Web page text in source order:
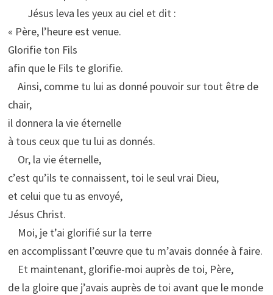
Jésus leva les yeux au ciel et dit :
« Père, l’heure est venue.
Glorifie ton Fils
afin que le Fils te glorifie.
Ainsi, comme tu lui as donné pouvoir sur tout être de
chair,
il donnera la vie éternelle
à tous ceux que tu lui as donnés.
Or, la vie éternelle,
c’est qu’ils te connaissent, toi le seul vrai Dieu,
et celui que tu as envoyé,
Jésus Christ.
Moi, je t’ai glorifié sur la terre
en accomplissant l’œuvre que tu m’avais donnée à faire.
Et maintenant, glorifie-moi auprès de toi, Père,
de la gloire que j’avais auprès de toi avant que le monde